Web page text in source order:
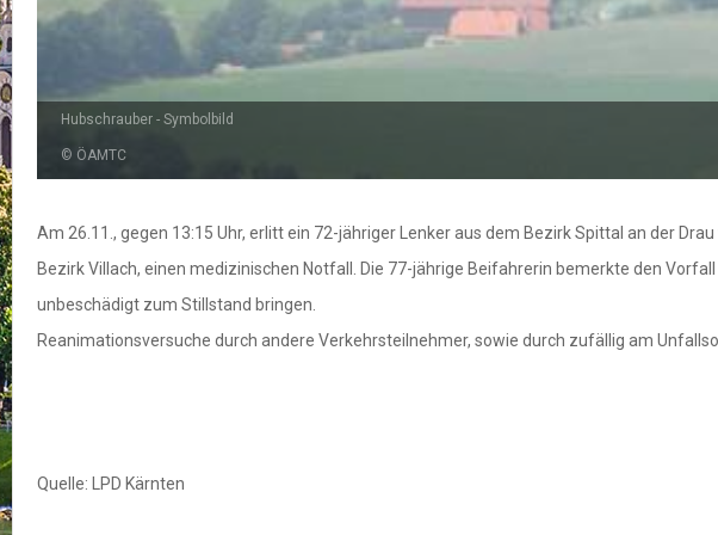
Hubschrauber - Symbolbild
© ÖAMTC
Am 26.11., gegen 13:15 Uhr, erlitt ein 72-jähriger Lenker aus dem Bezirk Spittal an der
Bezirk Villach, einen medizinischen Notfall. Die 77-jährige Beifahrerin bemerkte den
unbeschädigt zum Stillstand bringen.
Reanimationsversuche durch andere Verkehrsteilnehmer, sowie durch zufällig am
Quelle: LPD Kärnten